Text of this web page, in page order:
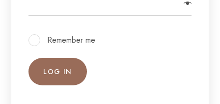
Remember me
LOG IN